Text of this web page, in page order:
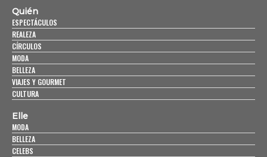
Quién
ESPECTÁCULOS
REALEZA
CÍRCULOS
MODA
BELLEZA
VIAJES Y GOURMET
CULTURA
Elle
MODA
BELLEZA
CELEBS